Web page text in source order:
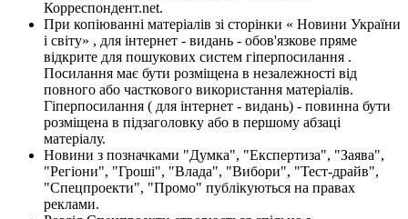
Корреспондент.net.
При копіюванні матеріалів зі сторінки « Новини України
і світу» , для інтернет - видань - обов'язкове пряме
відкрите для пошукових систем гіперпосилання .
Посилання має бути розміщена в незалежності від
повного або часткового використання матеріалів.
Гіперпосилання ( для інтернет - видань) - повинна бути
розміщена в підзаголовку або в першому абзаці
матеріалу.
Новини з позначками "Думка", "Експертиза", "Заява",
"Регіони", "Гроші", "Влада", "Вибори", "Тест-драйв",
"Спецпроекти", "Промо" публікуються на правах
реклами.